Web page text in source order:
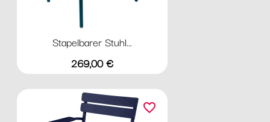
Stapelbarer Stuhl...
Preis
269,00 €
favorite_border